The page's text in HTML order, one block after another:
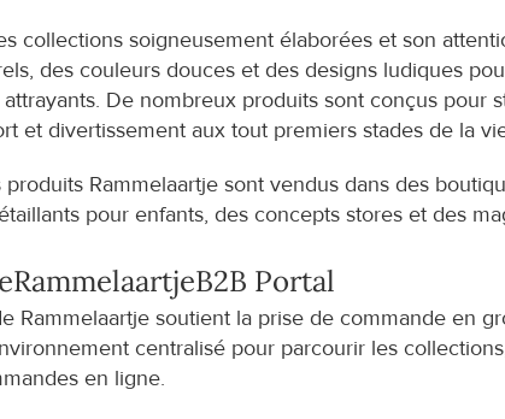
collections soigneusement élaborées et son
des couleurs douces et des designs ludiques
De nombreux produits sont conçus pour
et divertissement aux tout premiers stades de la
Rammelaartje sont vendus dans des
pour enfants, des concepts stores et des
RammelaartjeB2B Portal
Rammelaartje soutient la prise de commande en
centralisé pour parcourir les
en ligne.